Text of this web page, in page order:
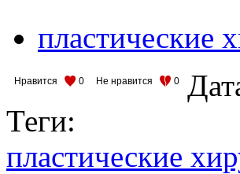
пластические
Нравится 0 Не нравится 0
Теги:
пластические